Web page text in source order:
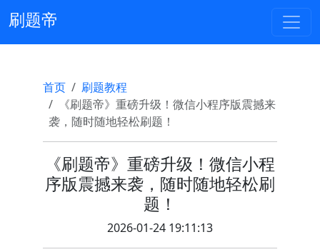
刷题帝
首页
刷题教程
《刷题帝》重磅升级！微信小程序版震撼来
袭，随时随地轻松刷题！
《刷题帝》重磅升级！微信小程
序版震撼来袭，随时随地轻松刷
题！
2026-01-24 19:11:13